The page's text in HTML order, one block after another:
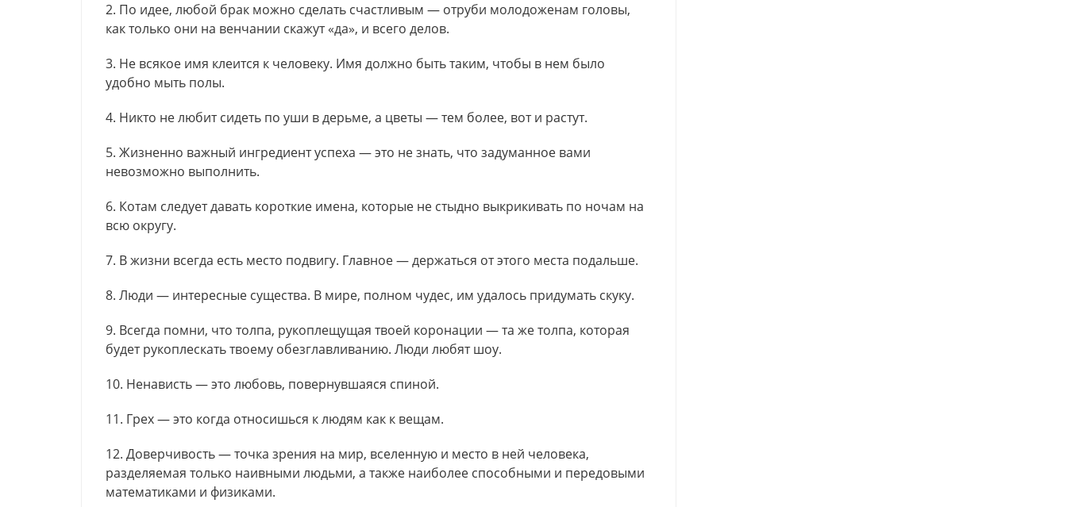
2. По идее, любой брак можно сделать счастливым — отруби молодоженам головы,
как только они на венчании скажут «да», и всего делов.
3. Не всякое имя клеится к человеку. Имя должно быть таким, чтобы в нем было
удобно мыть полы.
4. Никто не любит сидеть по уши в дерьме, а цветы — тем более, вот и растут.
5. Жизненно важный ингредиент успеха — это не знать, что задуманное вами
невозможно выполнить.
6. Котам следует давать короткие имена, которые не стыдно выкрикивать по ночам на
всю округу.
7. В жизни всегда есть место подвигу. Главное — держаться от этого места подальше.
8. Люди — интересные существа. В мире, полном чудес, им удалось придумать скуку.
9. Всегда помни, что толпа, рукоплещущая твоей коронации — та же толпа, которая
будет рукоплескать твоему обезглавливанию. Люди любят шоу.
10. Ненависть — это любовь, повернувшаяся спиной.
11. Грех — это когда относишься к людям как к вещам.
12. Доверчивость — точка зрения на мир, вселенную и место в ней человека,
разделяемая только наивными людьми, а также наиболее способными и передовыми
математиками и физиками.